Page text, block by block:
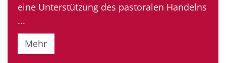
eine Unterstützung des pastoralen Handelns
...
Mehr